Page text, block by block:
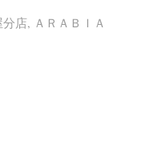
店, ＡＲＡＢＩＡ